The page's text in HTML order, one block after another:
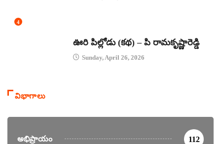
4
ఊరి పిల్లోడు (కథ) – పి రామకృష్ణారెడ్డి
Sunday, April 26, 2026
విభాగాలు
అభిప్రాయం 112